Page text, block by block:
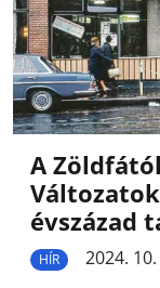
A
évszázad
HÍR
2024.